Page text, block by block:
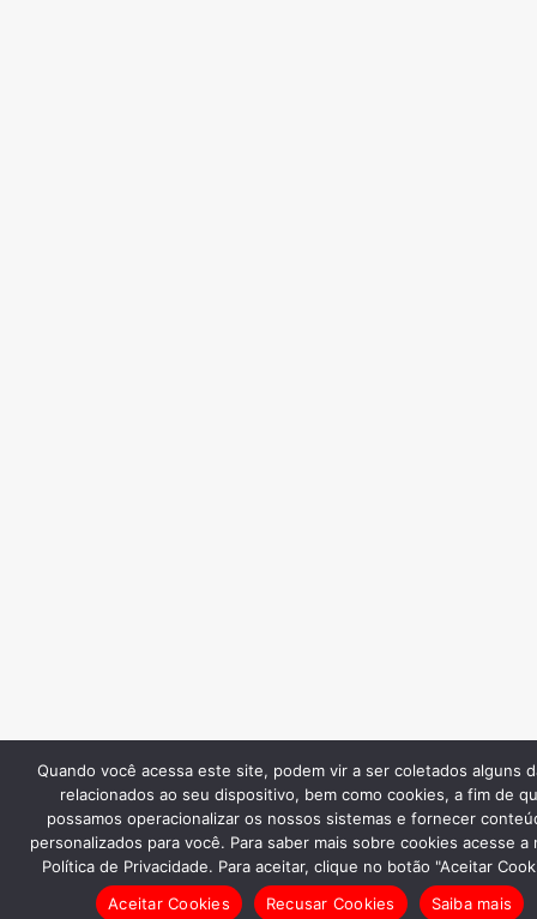
Quando você acessa este site, podem vir a ser coletados alguns
relacionados ao seu dispositivo, bem como cookies, a fim de
possamos operacionalizar os nossos sistemas e fornecer
personalizados para você. Para saber mais sobre cookies acesse a
Política de Privacidade. Para aceitar, clique no botão "Aceitar
Aceitar Cookies
Recusar Cookies Saiba mais